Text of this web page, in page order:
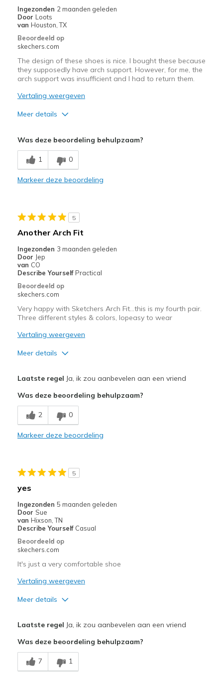
Width
Feels true to width
Sizing
View On Shoes
Ingezonden 2 maanden geleden
Door Loots
van Houston, TX
Beoordeeld op
skechers.com
The design of these shoes is nice. I bought these because
they supposedly have arch support. However, for me, the
arch support was insufficient and I had to return them.
Vertaling weergeven
Meer details
Width
Sizing
Feels true to size
Was deze beoordeling behulpzaam?
1 0
Markeer deze beoordeling
5
Another Arch Fit
Ingezonden 3 maanden geleden
Door Jep
van CO
Describe Yourself Practical
Beoordeeld op
skechers.com
Very happy with Sketchers Arch Fit...this is my fourth pair.
Three different styles & colors, lopeasy to wear
Vertaling weergeven
Meer details
Comfortable
Stylish
Going Out
Width
Sizing
Feels true to size
View On Shoes
Laatste regel Ja, ik zou aanbevelen aan een vriend
Was deze beoordeling behulpzaam?
2 0
Markeer deze beoordeling
5
yes
Ingezonden 5 maanden geleden
Door Sue
van Hixson, TN
Describe Yourself Casual
Beoordeeld op
skechers.com
It's just a very comfortable shoe
Vertaling weergeven
Meer details
Minpunten
No cons
Laatste regel Ja, ik zou aanbevelen aan een vriend
Was deze beoordeling behulpzaam?
7 1